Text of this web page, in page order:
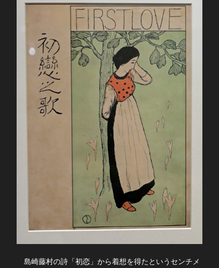
島崎藤村の詩「初恋」から着想を得たというセンチメ